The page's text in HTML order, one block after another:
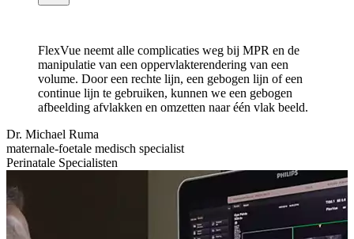
FlexVue neemt alle complicaties weg bij MPR en de
manipulatie van een oppervlakterendering van een
volume. Door een rechte lijn, een gebogen lijn of een
continue lijn te gebruiken, kunnen we een gebogen
afbeelding afvlakken en omzetten naar één vlak beeld.
Dr. Michael Ruma
maternale-foetale medisch specialist
Perinatale Specialisten